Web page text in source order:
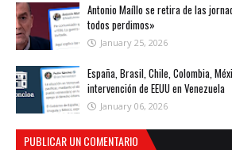
Antonio Maíllo se retira de las
todos perdimos»
January 25, 2026
España, Brasil, Chile, Colombia,
intervención de EEUU en Venezuela
January 06, 2026
PUBLICAR UN COMENTARIO